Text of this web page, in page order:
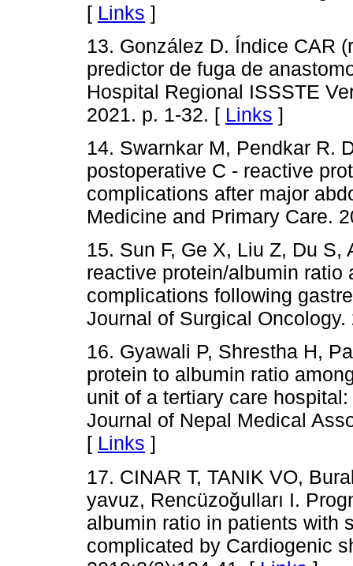
[ Links ]
13. González D. Índice CAR
predictor de fuga de
Hospital Regional ISSSTE
2021. p. 1-32. [ Links ]
14. Swarnkar M, Pendkar R.
postoperative C - reactive
complications after major
Medicine and Primary Care.
15. Sun F, Ge X, Liu Z, Du
reactive protein/albumin ratio
complications following
Journal of Surgical
16. Gyawali P, Shrestha H,
protein to albumin ratio
unit of a tertiary care
Journal of Nepal Medical
[ Links ]
17. CINAR T, TANIK VO,
yavuz, Rencüzoğulları I.
albumin ratio in patients with
complicated by Cardiogenic